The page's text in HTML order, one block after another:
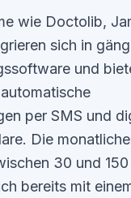
wie Doctolib,
sich in
und
per SMS und
Die
30 und
bereits mit